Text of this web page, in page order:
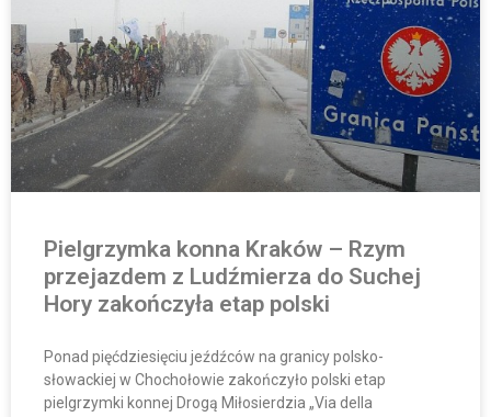
Pielgrzymka konna Kraków – Rzym
przejazdem z Ludźmierza do Suchej
Hory zakończyła etap polski
Ponad pięćdziesięciu jeźdźców na granicy polsko-
słowackiej w Chochołowie zakończyło polski etap
pielgrzymki konnej Drogą Miłosierdzia „Via della